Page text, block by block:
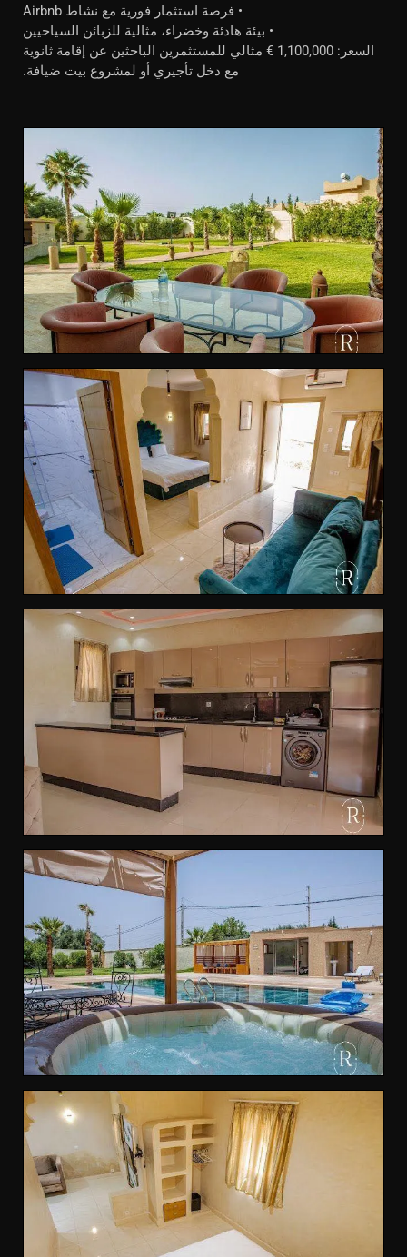
• فرصة استثمار فورية مع نشاط Airbnb
• بيئة هادئة وخضراء، مثالية للزبائن السياحيين
السعر: 1,100,000 € مثالي للمستثمرين الباحثين عن إقامة ثانوية
مع دخل تأجيري أو لمشروع بيت ضيافة.